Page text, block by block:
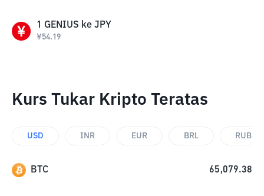
1 GENIUS ke JPY
¥54.19
Kurs Tukar Kripto Teratas
USD INR EUR BRL RUB
BTC 65,079.38